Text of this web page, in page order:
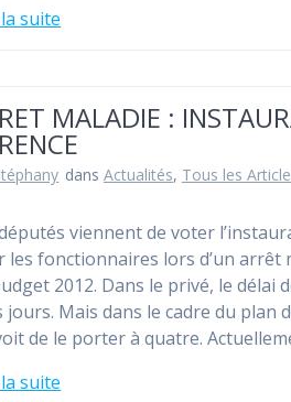
suite
MALADIE :
dans Actualités, Tous les
viennent de voter
les fonctionnaires lors d’un arrêt
2012. Dans le privé, le délai
jours. Mais dans le cadre du plan
de le porter à quatre.
suite